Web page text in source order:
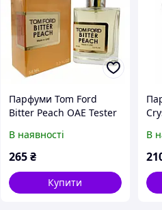
Парфуми Tom Ford
Bitter Peach ОАЕ Tester
В наявності
265 ₴
Купити
В